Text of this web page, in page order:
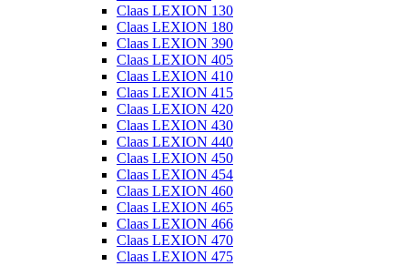
Claas LEXION 130
Claas LEXION 180
Claas LEXION 390
Claas LEXION 405
Claas LEXION 410
Claas LEXION 415
Claas LEXION 420
Claas LEXION 430
Claas LEXION 440
Claas LEXION 450
Claas LEXION 454
Claas LEXION 460
Claas LEXION 465
Claas LEXION 466
Claas LEXION 470
Claas LEXION 475